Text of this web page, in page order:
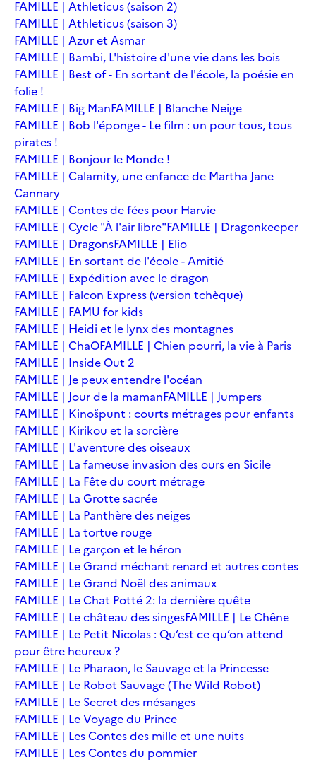
FAMILLE | Athleticus (saison 2)
FAMILLE | Athleticus (saison 3)
FAMILLE | Azur et Asmar
FAMILLE | Bambi, L'histoire d'une vie dans les bois
FAMILLE | Best of - En sortant de l'école, la poésie en
folie !
FAMILLE | Big ManFAMILLE | Blanche Neige
FAMILLE | Bob l'éponge - Le film : un pour tous, tous
pirates !
FAMILLE | Bonjour le Monde !
FAMILLE | Calamity, une enfance de Martha Jane
Cannary
FAMILLE | Contes de fées pour Harvie
FAMILLE | Cycle "À l'air libre"FAMILLE | Dragonkeeper
FAMILLE | DragonsFAMILLE | Elio
FAMILLE | En sortant de l'école - Amitié
FAMILLE | Expédition avec le dragon
FAMILLE | Falcon Express (version tchèque)
FAMILLE | FAMU for kids
FAMILLE | Heidi et le lynx des montagnes
FAMILLE | ChaOFAMILLE | Chien pourri, la vie à Paris
FAMILLE | Inside Out 2
FAMILLE | Je peux entendre l'océan
FAMILLE | Jour de la mamanFAMILLE | Jumpers
FAMILLE | Kinošpunt : courts métrages pour enfants
FAMILLE | Kirikou et la sorcière
FAMILLE | L'aventure des oiseaux
FAMILLE | La fameuse invasion des ours en Sicile
FAMILLE | La Fête du court métrage
FAMILLE | La Grotte sacrée
FAMILLE | La Panthère des neiges
FAMILLE | La tortue rouge
FAMILLE | Le garçon et le héron
FAMILLE | Le Grand méchant renard et autres contes
FAMILLE | Le Grand Noël des animaux
FAMILLE | Le Chat Potté 2: la dernière quête
FAMILLE | Le château des singesFAMILLE | Le Chêne
FAMILLE | Le Petit Nicolas : Qu’est ce qu’on attend
pour être heureux ?
FAMILLE | Le Pharaon, le Sauvage et la Princesse
FAMILLE | Le Robot Sauvage (The Wild Robot)
FAMILLE | Le Secret des mésanges
FAMILLE | Le Voyage du Prince
FAMILLE | Les Contes des mille et une nuits
FAMILLE | Les Contes du pommier